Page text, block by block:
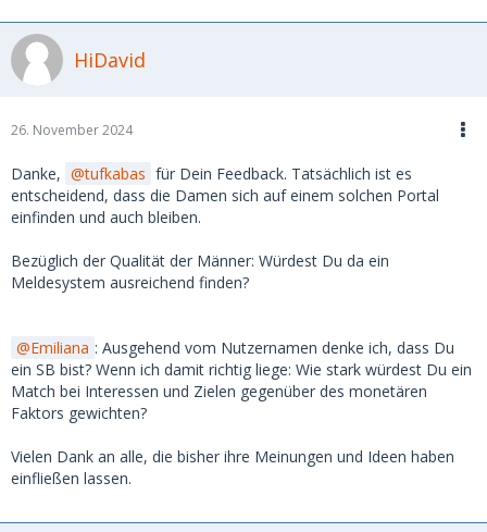
HiDavid
26. November 2024
Danke, tufkabas für Dein Feedback. Tatsächlich ist es
entscheidend, dass die Damen sich auf einem solchen Portal
einfinden und auch bleiben.
Bezüglich der Qualität der Männer: Würdest Du da ein
Meldesystem ausreichend finden?
Emiliana : Ausgehend vom Nutzernamen denke ich, dass Du
ein SB bist? Wenn ich damit richtig liege: Wie stark würdest Du ein
Match bei Interessen und Zielen gegenüber des monetären
Faktors gewichten?
Vielen Dank an alle, die bisher ihre Meinungen und Ideen haben
einfließen lassen.